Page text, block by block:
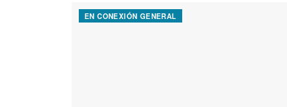
EN CONEXIÓN GENERAL